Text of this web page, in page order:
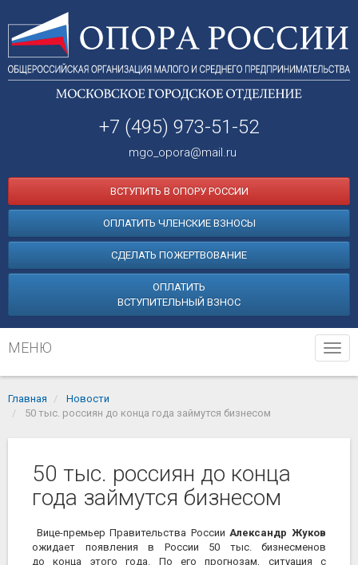
+7 (495) 973-51-52
mgo_opora@mail.ru
ВСТУПИТЬ В ОПОРУ РОССИИ
ОПЛАТИТЬ ЧЛЕНСКИЕ ВЗНОСЫ
СДЕЛАТЬ ПОЖЕРТВОВАНИЕ
ОПЛАТИТЬ
ВСТУПИТЕЛЬНЫЙ ВЗНОС
МЕНЮ
Главная
Новости
50 тыс. россиян до конца года займутся бизнесом
50 тыс. россиян до конца
года займутся бизнесом
Вице-премьер Правительства РоссииАлександр Жуков
ожидает появления в России 50 тыс. бизнесменов
до конца этого года. По его прогнозам, ситуация с